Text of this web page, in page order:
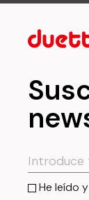
He leído